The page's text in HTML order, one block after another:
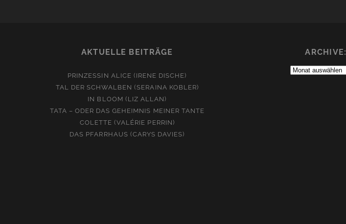
AKTUELLE BEITRÄGE
PRINZESSIN ALICE (IRENE DISCHE)
TAL DER SCHWALBEN (SERAINA KOBLER)
IN BLOOM (LIZ ALLAN)
TATA – ODER DAS GEHEIMNIS MEINER TANTE
COLETTE (VALÉRIE PERRIN)
DAS PFARRHAUS (CARYS DAVIES)
ARCHIVE:
Archive: